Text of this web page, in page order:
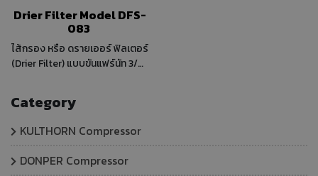
Category
KULTHORN Compressor
DONPER Compressor
Drier Filter Model DFS-
083
ไส้กรอง หรือ ดรายเออร์ ฟิลเตอร์
(Drier Filter) แบบขันแฟร์นัท 3/8”
ศูนย์กลาง = 57 มม.และความยาว =
Molecular sieve พร้อมความ
พลัง มีการออกแบบเลี่ยงการ